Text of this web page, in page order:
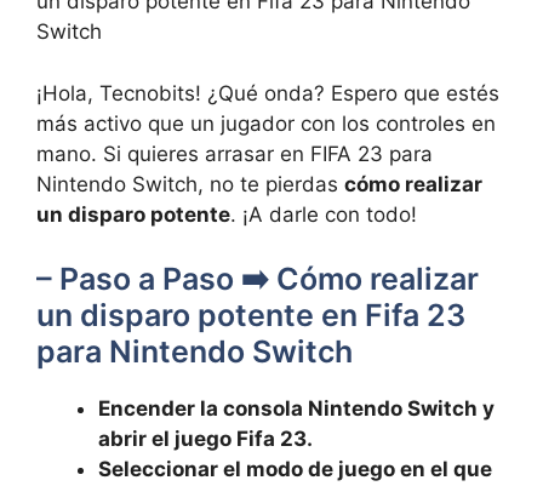
Switch
¡Hola, Tecnobits! ¿Qué onda? Espero que estés
más activo que un jugador con los controles en
mano. Si quieres arrasar en FIFA 23 para
Nintendo Switch, no te pierdas cómo realizar
un disparo potente. ¡A darle con todo!
– Paso a Paso ➡️ Cómo realizar
un disparo potente en Fifa 23
para Nintendo Switch
Encender la consola Nintendo Switch y
abrir el juego Fifa 23.
Seleccionar el modo de juego en el que